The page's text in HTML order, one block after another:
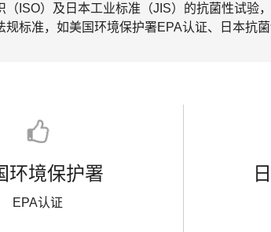
（ISO）及日本工业标准（JIS）的抗菌性试验
规标准，如美国环境保护署EPA认证、日本抗
环境保护署
EPA认证